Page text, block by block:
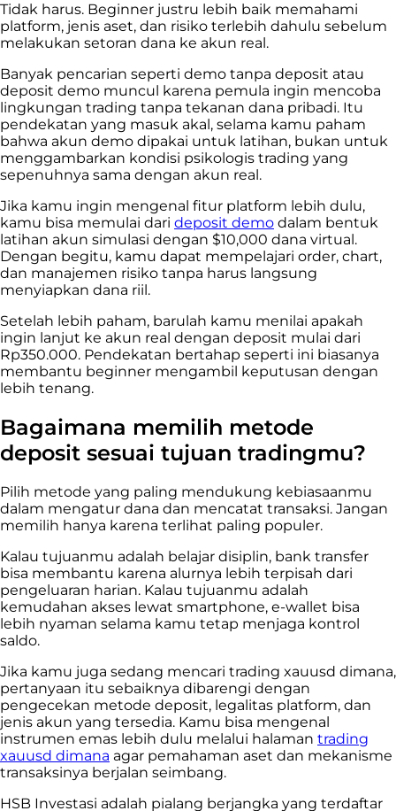
Tidak harus. Beginner justru lebih baik memahami
platform, jenis aset, dan risiko terlebih dahulu sebelum
melakukan setoran dana ke akun real.
Banyak pencarian seperti demo tanpa deposit atau
deposit demo muncul karena pemula ingin mencoba
lingkungan trading tanpa tekanan dana pribadi. Itu
pendekatan yang masuk akal, selama kamu paham
bahwa akun demo dipakai untuk latihan, bukan untuk
menggambarkan kondisi psikologis trading yang
sepenuhnya sama dengan akun real.
Jika kamu ingin mengenal fitur platform lebih dulu,
kamu bisa memulai dari deposit demo dalam bentuk
latihan akun simulasi dengan $10,000 dana virtual.
Dengan begitu, kamu dapat mempelajari order, chart,
dan manajemen risiko tanpa harus langsung
menyiapkan dana riil.
Setelah lebih paham, barulah kamu menilai apakah
ingin lanjut ke akun real dengan deposit mulai dari
Rp350.000. Pendekatan bertahap seperti ini biasanya
membantu beginner mengambil keputusan dengan
lebih tenang.
Bagaimana memilih metode
deposit sesuai tujuan tradingmu?
Pilih metode yang paling mendukung kebiasaanmu
dalam mengatur dana dan mencatat transaksi. Jangan
memilih hanya karena terlihat paling populer.
Kalau tujuanmu adalah belajar disiplin, bank transfer
bisa membantu karena alurnya lebih terpisah dari
pengeluaran harian. Kalau tujuanmu adalah
kemudahan akses lewat smartphone, e-wallet bisa
lebih nyaman selama kamu tetap menjaga kontrol
saldo.
Jika kamu juga sedang mencari trading xauusd dimana,
pertanyaan itu sebaiknya dibarengi dengan
pengecekan metode deposit, legalitas platform, dan
jenis akun yang tersedia. Kamu bisa mengenal
instrumen emas lebih dulu melalui halaman trading
xauusd dimana agar pemahaman aset dan mekanisme
transaksinya berjalan seimbang.
HSB Investasi adalah pialang berjangka yang terdaftar